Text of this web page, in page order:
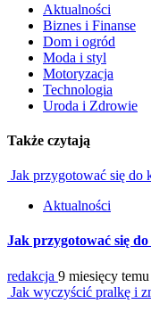
Aktualności
Biznes i Finanse
Dom i ogród
Moda i styl
Motoryzacja
Technologia
Uroda i Zdrowie
Także czytają
Jak przygotować się
Aktualności
Jak przygotować się
redakcja 9 miesięcy temu
Jak wyczyścić pralkę i